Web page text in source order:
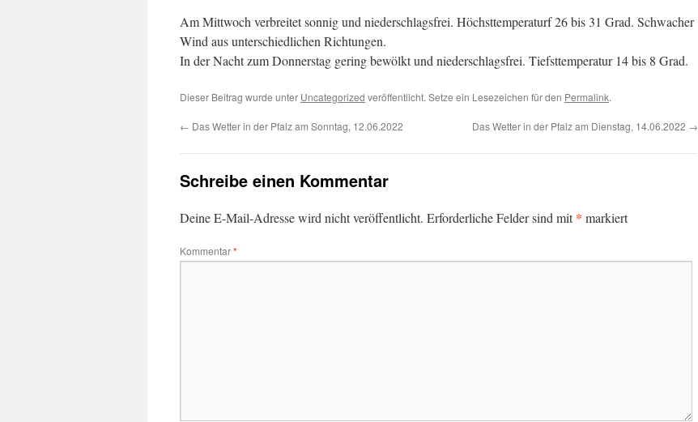
Am Mittwoch verbreitet sonnig und niederschlagsfrei. Höchsttemperaturf 26 bis 31 Grad. Schwacher
Wind aus unterschiedlichen Richtungen.
In der Nacht zum Donnerstag gering bewölkt und niederschlagsfrei. Tiefsttemperatur 14 bis 8 Grad.
Dieser Beitrag wurde unter Uncategorized veröffentlicht. Setze ein Lesezeichen für den Permalink.
← Das Wetter in der Pfalz am Sonntag, 12.06.2022 Das Wetter in der Pfalz am Dienstag, 14.06.2022 →
Schreibe einen Kommentar
Deine E-Mail-Adresse wird nicht veröffentlicht. Erforderliche Felder sind mit* markiert
Kommentar*